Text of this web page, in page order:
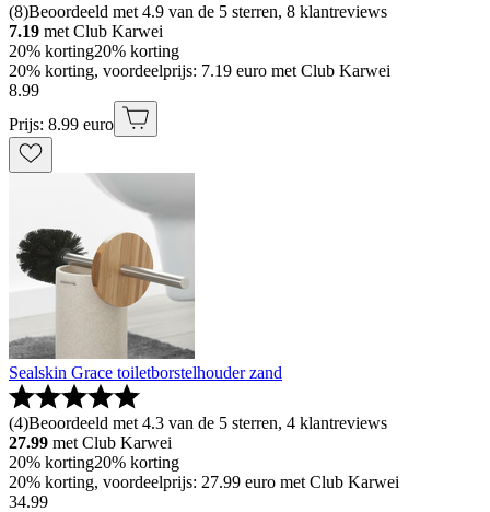
(8)Beoordeeld met 4.9 van de 5 sterren, 8 klantreviews
7.19 met Club Karwei
20% korting20% korting
20% korting, voordeelprijs: 7.19 euro met Club Karwei
8.99
Prijs: 8.99 euro
Sealskin Grace toiletborstelhouder zand
(4)Beoordeeld met 4.3 van de 5 sterren, 4 klantreviews
27.99 met Club Karwei
20% korting20% korting
20% korting, voordeelprijs: 27.99 euro met Club Karwei
34.99